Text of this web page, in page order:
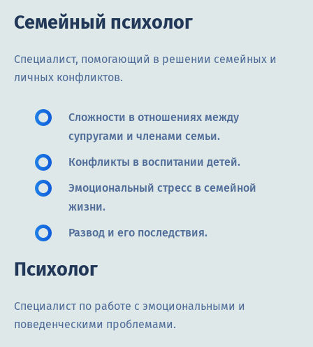
Семейный психолог
Специалист, помогающий в решении семейных и
личных конфликтов.
Сложности в отношениях между
супругами и членами семьи.
Конфликты в воспитании детей.
Эмоциональный стресс в семейной
жизни.
Развод и его последствия.
Психолог
Специалист по работе с эмоциональными и
поведенческими проблемами.